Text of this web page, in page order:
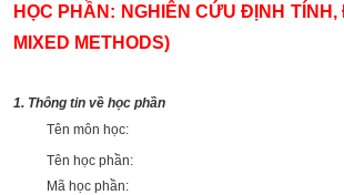
HỌC PHẦN: NGHIÊN CỨU ĐỊNH
MIXED METHODS)
1. Thông tin về học phần
Tên môn học:
Tên học phần:
Mã học phần: